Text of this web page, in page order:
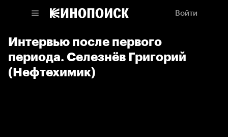
Войти
Интервью после первого
периода. Селезнёв Григорий
(Нефтехимик)